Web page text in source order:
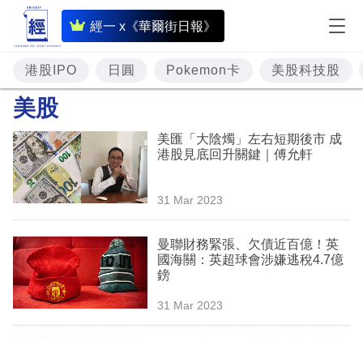
經一 x《華爾街日報》
即
時
財
經
題
投
資
樓
市
理
港股IPO 日圓 Pokemon卡 美股科技股
美股
美匯「大陰燭」左右短期後市 成
港股見底回升關鍵｜傅允軒
31 Mar 2023
曼聯財務緊張、欠債近百億！英
國海關：英超球會涉嫌逃稅4.7億
鎊
31 Mar 2023